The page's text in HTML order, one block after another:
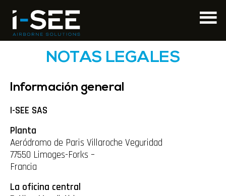
NOTAS LEGALES
Información general
I-SEE SAS
Planta
Aeródromo de Paris Villaroche Veguridad
77550 Limoges-Forks –
Francia
La oficina central